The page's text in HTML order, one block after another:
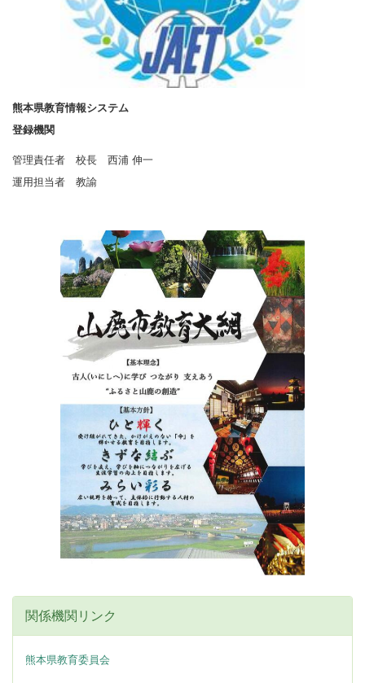
熊本県教育情報システム
登録機関
管理責任者 校長 西浦 伸一
運用担当者 教諭
関係機関リンク
熊本県教育委員会